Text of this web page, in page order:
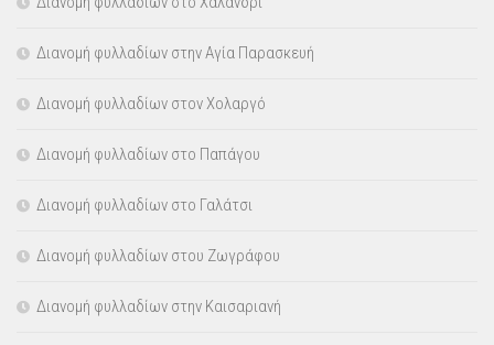
Διανομή φυλλαδίων στην Αγία Παρασκευή
Διανομή φυλλαδίων στον Χολαργό
Διανομή φυλλαδίων στο Παπάγου
Διανομή φυλλαδίων στο Γαλάτσι
Διανομή φυλλαδίων στου Ζωγράφου
Διανομή φυλλαδίων στην Καισαριανή